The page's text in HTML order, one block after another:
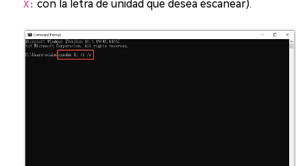
X: con la letra de unidad que desea escanear).